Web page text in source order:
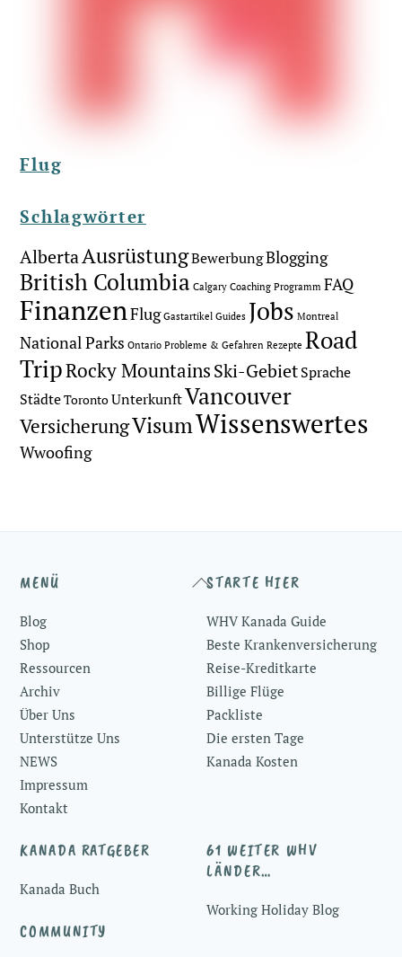
Flug
Schlagwörter
AlbertaAusrüstungBewerbungBlogging
British Columbia Calgary Coaching Programm FAQ
FinanzenFlug Gastartikel Guides Jobs Montreal
National Parks Ontario Probleme & Gefahren Rezepte Road
TripRocky MountainsSki-GebietSprache
StädteTorontoUnterkunftVancouver
VersicherungVisumWissenswertes
Wwoofing
Back
Top
MENÜ
Blog
Shop
Ressourcen
Archiv
Über Uns
Unterstütze Uns
NEWS
Impressum
Kontakt
STARTE HIER
WHV Kanada Guide
Beste Krankenversicherung
Reise-Kreditkarte
Billige Flüge
Packliste
Die ersten Tage
Kanada Kosten
KANADA RATGEBER
Kanada Buch
COMMUNITY
61 WEITER WHV
LÄNDER…
Working Holiday Blog